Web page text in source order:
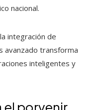
nacional.
integración de
avanzado transforma
inteligentes y